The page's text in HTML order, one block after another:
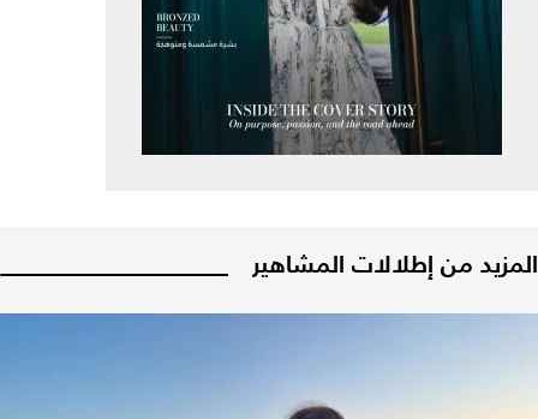
المزيد من إطلالات المشاهير